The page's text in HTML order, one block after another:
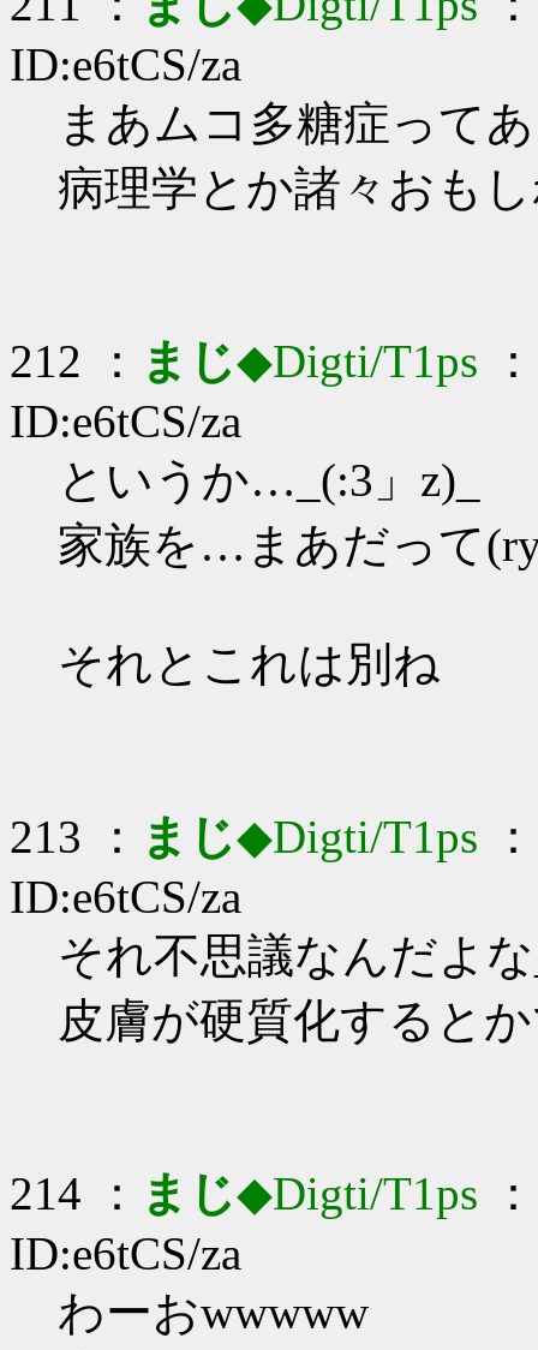
ID:e6tCS/za
まあムコ多糖症って
病理学とか諸々おも
212 ： まじ◆Digti/T1ps
ID:e6tCS/za
というか…_(:3」z)_
家族を…まあだって
それとこれは別ね
213 ： まじ◆Digti/T1ps
ID:e6tCS/za
それ不思議なんだよ
皮膚が硬質化すると
214 ： まじ◆Digti/T1ps
ID:e6tCS/za
わーおwwwww